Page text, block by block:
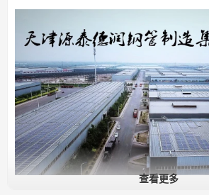
查看更多